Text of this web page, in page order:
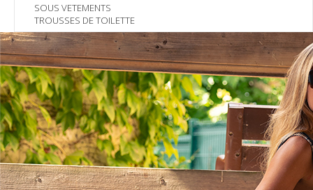
SOUS VETEMENTS
TROUSSES DE TOILETTE